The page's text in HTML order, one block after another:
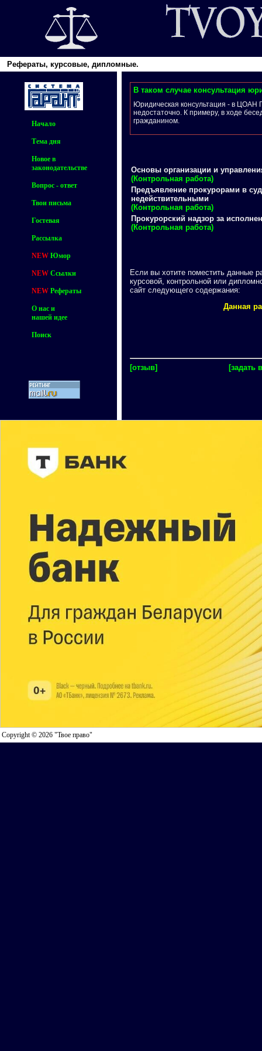
Рефераты, курсовые, дипломные.
Начало
Тема дня
Новое в
законодательстве
Вопрос - ответ
Твои письма
Гостевая
Рассылка
NEW Юмор
NEW Ссылки
NEW Рефераты
О нас и
нашей идее
Поиск
В таком случае консультация
Юридическая консультация - в
недостаточно. К примеру, в ходе
гражданином.
Основы организации и
(Контрольная работа)
Предъявление прокурорами в
недействительными
(Контрольная работа)
Прокурорский надзор за
(Контрольная работа)
Если вы хотите поместить данные
курсовой, контрольной или
сайт следующего содержания:
Данная
[отзыв] [задать
Copyright © 2026 "Твое право"